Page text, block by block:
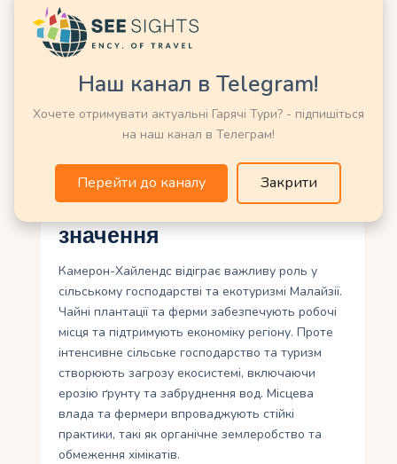
Пляшку води та легке перекушування.
Фотоапарат або бінокль для зйомки
птахами.
Дощовик та теплий одяг для вечорів.
Готівка (дрібні купюри) для ферм та
Культурне та екологічне
значення
Камерон-Хайлендс відіграє важливу роль у
сільському господарстві та екотуризмі Малайзії.
Чайні плантації та ферми забезпечують робочі
місця та підтримують економіку регіону. Проте
інтенсивне сільське господарство та туризм
створюють загрозу екосистемі, включаючи
ерозію ґрунту та забруднення вод. Місцева
влада та фермери впроваджують стійкі
практики, такі як органічне землеробство та
обмеження хімікатів.
Наш канал в Telegram!
Хочете отримувати актуальні Гарячі Тури? - підпишіться
на наш канал в Телеграм!
Перейти до каналу Закрити